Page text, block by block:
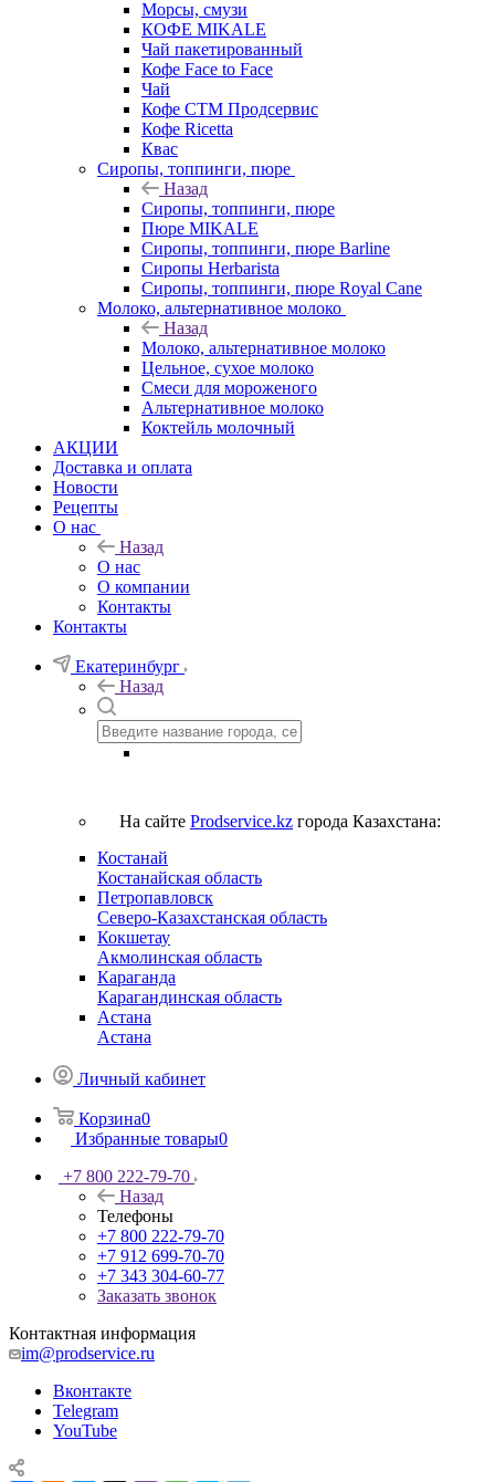
Морсы, смузи
КОФЕ MIKALE
Чай пакетированный
Кофе Face to Face
Чай
Кофе СТМ Продсервис
Кофе Ricetta
Квас
Сиропы, топпинги, пюре
Назад
Сиропы, топпинги, пюре
Пюре MIKALE
Сиропы, топпинги, пюре Barline
Сиропы Herbarista
Сиропы, топпинги, пюре Royal Cane
Молоко, альтернативное молоко
Назад
Молоко, альтернативное молоко
Цельное, сухое молоко
Смеси для мороженого
Альтернативное молоко
Коктейль молочный
АКЦИИ
Доставка и оплата
Новости
Рецепты
О нас
Назад
О нас
О компании
Контакты
Контакты
Екатеринбург
Назад
На сайте Prodservice.kz города Казахстана:
Костанай
Костанайская область
Петропавловск
Северо-Казахстанская область
Кокшетау
Акмолинская область
Караганда
Карагандинская область
Астана
Астана
Личный кабинет
Корзина0
Избранные товары0
+7 800 222-79-70
Назад
Телефоны
+7 800 222-79-70
+7 912 699-70-70
+7 343 304-60-77
Заказать звонок
Контактная информация
im@prodservice.ru
Вконтакте
Telegram
YouTube